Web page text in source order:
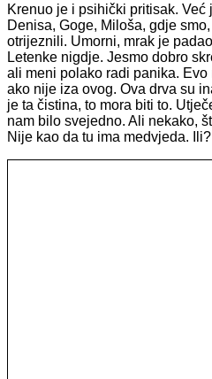
Krenuo je i psihički pritisak. Već
Denisa, Goge, Miloša, gdje
otrijeznili. Umorni, mrak je
Letenke nigdje. Jesmo dobro
ali meni polako radi panika.
ako nije iza ovog. Ova drva su
je ta čistina, to mora biti to.
nam bilo svejedno. Ali nekako,
Nije kao da tu ima medvjeda. Ili?